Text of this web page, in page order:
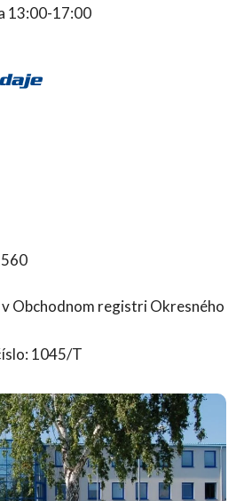
13:00-17:00
Obchodnom registri Okresného
1045/T